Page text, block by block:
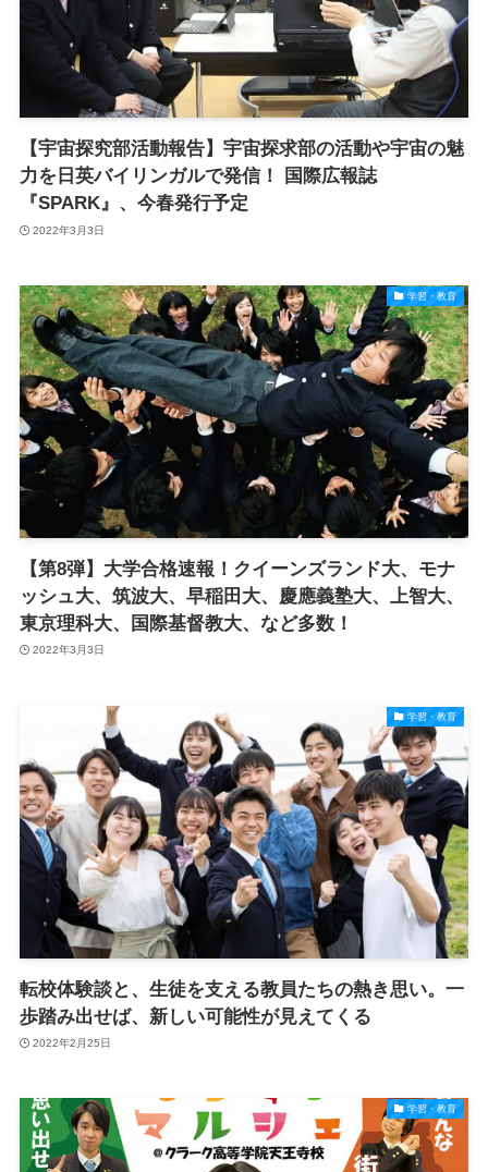
【宇宙探究部活動報告】宇宙探求部の活動や宇宙の魅
力を日英バイリンガルで発信！ 国際広報誌
『SPARK』、今春発行予定
2022年3月3日
学習・教育
【第8弾】大学合格速報！クイーンズランド大、モナ
ッシュ大、筑波大、早稲田大、慶應義塾大、上智大、
東京理科大、国際基督教大、など多数！
2022年3月3日
学習・教育
転校体験談と、生徒を支える教員たちの熱き思い。一
歩踏み出せば、新しい可能性が見えてくる
2022年2月25日
学習・教育